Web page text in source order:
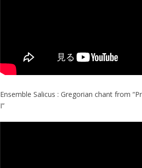
Ensemble Salicus : Gregorian chant from
I”